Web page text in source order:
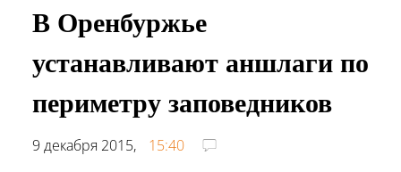
В Оренбуржье
устанавливают аншлаги по
периметру заповедников
9 декабря 2015,
15:40